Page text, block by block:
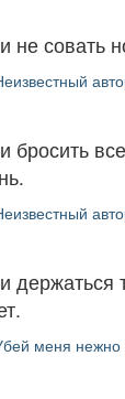
не совать
бросить
держаться
меня нежно